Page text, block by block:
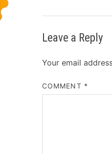
Leave a Reply
Your email
COMMENT *